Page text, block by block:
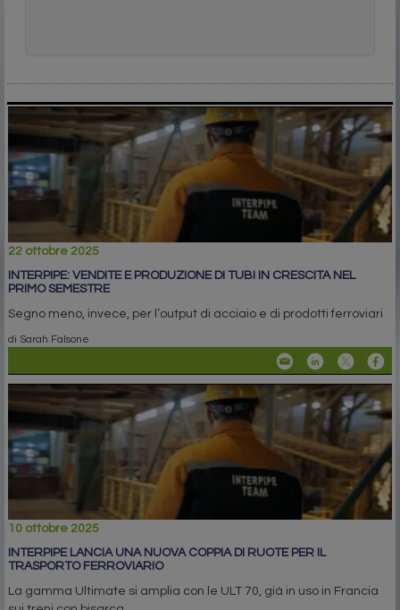
22 ottobre 2025
INTERPIPE: VENDITE E PRODUZIONE DI TUBI IN CRESCITA NEL
PRIMO SEMESTRE
Segno meno, invece, per l’output di acciaio e di prodotti ferroviari
di Sarah Falsone
10 ottobre 2025
INTERPIPE LANCIA UNA NUOVA COPPIA DI RUOTE PER IL
TRASPORTO FERROVIARIO
La gamma Ultimate si amplia con le ULT 70, già in uso in Francia